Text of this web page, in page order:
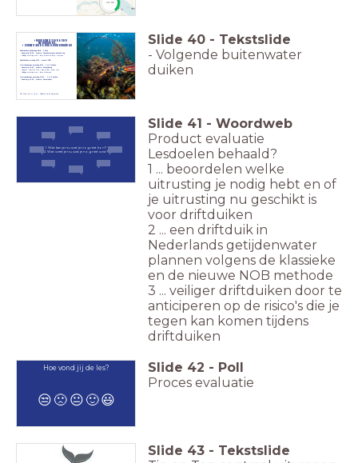
> Donderdag 28/8 & 12/9
Nachtduiken
> Zondag 20/9 & 11/10 Getijdenduiken
Nachtduiken donderdag 28/8 - 1 duik
- Aanwezig 19:30 - Locatie: Zevenhuizerplas boothelling
- Volledige uitrusting mee + lamp & back-up lamp + kompas
Nachtduiken vrijdag 12/9 - Locatie TBD
Getijdenduiken zaterdag 20/9 - 1 of 2 duiken
- Aanwezig 13:45 - Locatie: Zeelandbrug
- Huiswerk, check de stek + plan je duik + neem mee
- Volledige uitrusting mee + lamp & kompas
Getijdenduiken zaterdag 11/10 - 1 of 2 duiken
- Aanwezig 11:00 - Locatie: Zoetersbout
NB. Weer ziet er ok uit - Updates via de app-groep
Slide 40 - Tekstslide
- Volgende buitenwater
duiken
1. Wat kan je nu wat je nog niet kon?
2. Wat weet je nu wat je nog niet wist?
Slide 41 - Woordweb
Product evaluatie
Lesdoelen behaald?
1 ... beoordelen welke
uitrusting je nodig hebt en of
je uitrusting nu geschikt is
voor driftduiken
2 ... een driftduik in
Nederlands getijdenwater
plannen volgens de klassieke
en de nieuwe NOB methode
3 ... veiliger driftduiken door te
anticiperen op de risico's die je
tegen kan komen tijdens
driftduiken
Hoe vond jij de les?
😒 🙁 😐 🙂😃
Slide 42 - Poll
Proces evaluatie
Slide 43 - Tekstslide